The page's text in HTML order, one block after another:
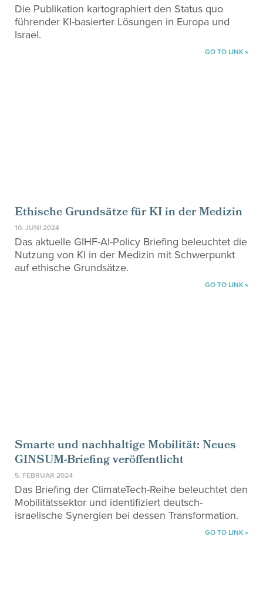
Die Publikation kartographiert den Status quo
führender KI-basierter Lösungen in Europa und
Israel.
GO TO LINK »
Ethische Grundsätze für KI in der Medizin
10. JUNI 2024
Das aktuelle GIHF-AI-Policy Briefing beleuchtet die
Nutzung von KI in der Medizin mit Schwerpunkt
auf ethische Grundsätze.
GO TO LINK »
Smarte und nachhaltige Mobilität: Neues
GINSUM-Briefing veröffentlicht
5. FEBRUAR 2024
Das Briefing der ClimateTech-Reihe beleuchtet den
Mobilitätssektor und identifiziert deutsch-
israelische Synergien bei dessen Transformation.
GO TO LINK »